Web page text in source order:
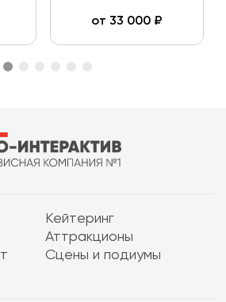
от 33 000 ₽
Кейтеринг
Аттракционы
Сцены и подиумы